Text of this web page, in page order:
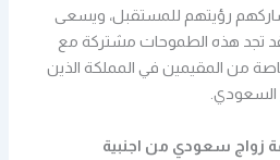
رؤيتهم للمستقبل، ويسعى
تجد هذه الطموحات مشتركة مع
من المقيمين في المملكة الذين
السعودي.
زواج سعودي من اجنبية